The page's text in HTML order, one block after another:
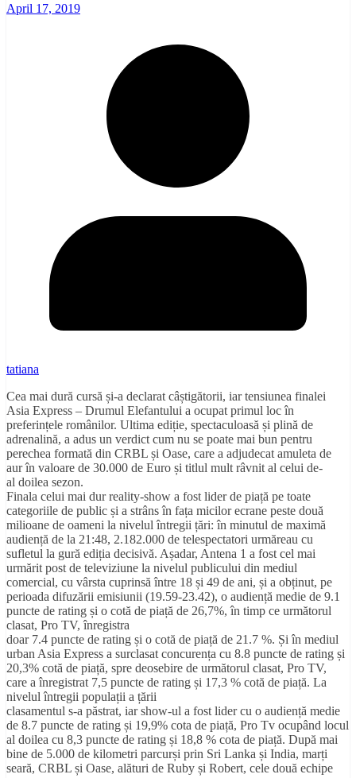
April 17, 2019
tatiana
Cea mai dură cursă și-a declarat câștigătorii, iar tensiunea finalei
Asia Express – Drumul Elefantului a ocupat primul loc în
preferințele românilor. Ultima ediție, spectaculoasă și plină de
adrenalină, a adus un verdict cum nu se poate mai bun pentru
perechea formată din CRBL și Oase, care a adjudecat amuleta de
aur în valoare de 30.000 de Euro și titlul mult râvnit al celui de-
al doilea sezon.
Finala celui mai dur reality-show a fost lider de piață pe toate
categoriile de public și a strâns în fața micilor ecrane peste două
milioane de oameni la nivelul întregii țări: în minutul de maximă
audiență de la 21:48, 2.182.000 de telespectatori urmăreau cu
sufletul la gură ediția decisivă. Așadar, Antena 1 a fost cel mai
urmărit post de televiziune la nivelul publicului din mediul
comercial, cu vârsta cuprinsă între 18 și 49 de ani, și a obținut, pe
perioada difuzării emisiunii (19.59-23.42), o audiență medie de 9.1
puncte de rating și o cotă de piață de 26,7%, în timp ce următorul
clasat, Pro TV, înregistra
doar 7.4 puncte de rating și o cotă de piață de 21.7 %. Și în mediul
urban Asia Express a surclasat concurența cu 8.8 puncte de rating și
20,3% cotă de piață, spre deosebire de următorul clasat, Pro TV,
care a înregistrat 7,5 puncte de rating și 17,3 % cotă de piață. La
nivelul întregii populații a țării
clasamentul s-a păstrat, iar show-ul a fost lider cu o audiență medie
de 8.7 puncte de rating și 19,9% cota de piață, Pro Tv ocupând locul
al doilea cu 8,3 puncte de rating și 18,8 % cota de piață. După mai
bine de 5.000 de kilometri parcurși prin Sri Lanka și India, marți
seară, CRBL și Oase, alături de Ruby și Robert, cele două echipe